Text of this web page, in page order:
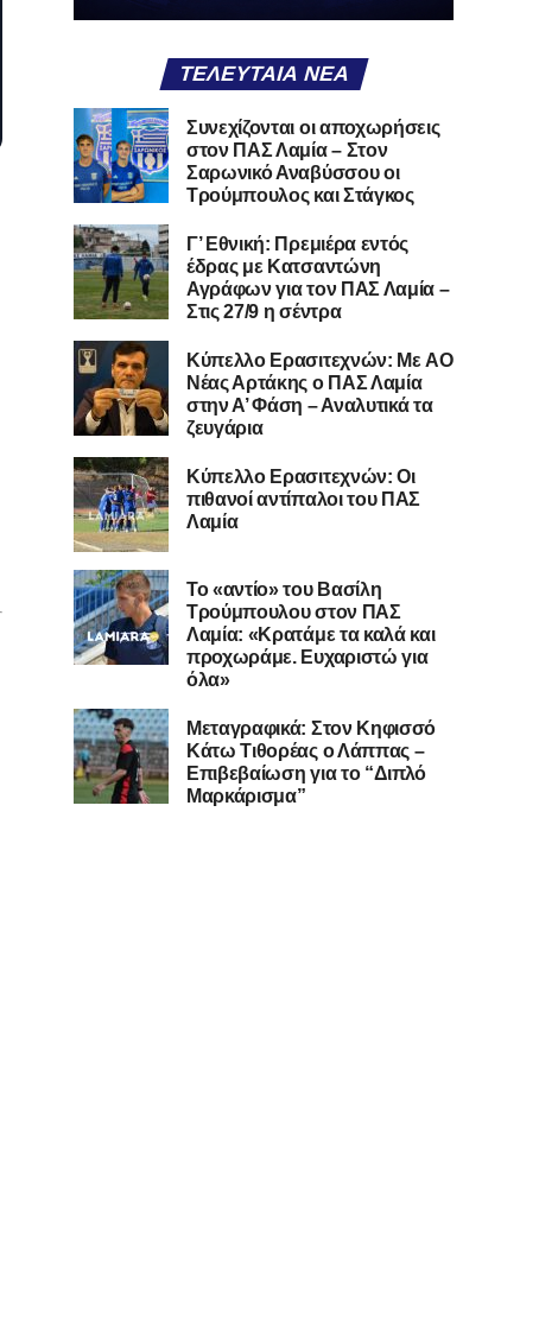
ΤΕΛΕΥΤΑΊΑ ΝΈΑ
Συνεχίζονται οι αποχωρήσεις
στον ΠΑΣ Λαμία – Στον
Σαρωνικό Αναβύσσου οι
Τρούμπουλος και Στάγκος
Γ’ Εθνική: Πρεμιέρα εντός
έδρας με Κατσαντώνη
Αγράφων για τον ΠΑΣ Λαμία –
Στις 27/9 η σέντρα
Kύπελλο Ερασιτεχνών: Με AO
Nέας Αρτάκης ο ΠΑΣ Λαμία
στην Α’ Φάση – Αναλυτικά τα
ζευγάρια
Κύπελλο Ερασιτεχνών: Οι
πιθανοί αντίπαλοι του ΠΑΣ
Λαμία
Το «αντίο» του Βασίλη
Τρούμπουλου στον ΠΑΣ
Λαμία: «Κρατάμε τα καλά και
προχωράμε. Ευχαριστώ για
όλα»
Μεταγραφικά: Στον Κηφισσό
Κάτω Τιθορέας ο Λάππας –
Επιβεβαίωση για το “Διπλό
Μαρκάρισμα”